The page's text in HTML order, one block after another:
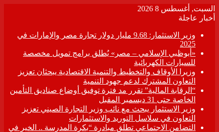
السبت, أغسطس 8 2026
أخبار عاجلة
وزير الاستثمار: 9.68 مليار دولار تجارة مصر والإمارات في
2025
«أبوظبي الإسلامي – مصر» يُطلق برامج تمويل مخصصة
للسيارات الكهربائية
وزيرا الأوقاف والتخطيط والتنمية الاقتصادية يبحثان تعزيز
التعاون المشترك لدعم جهود التنمية
“الرقابة المالية” تقرر مد فترة توفيق أوضاع صناديق التأمين
الخاصة حتى 31 ديسمبر المقبل
وزير الاستثمار يبحث مع نائب وزير التجارة الصيني تعزيز
التعاون في سلاسل التوريد والاستثمارات
التضامن الاجتماعي تطلق مبادرة “بكرة المدرسة .. الخير في